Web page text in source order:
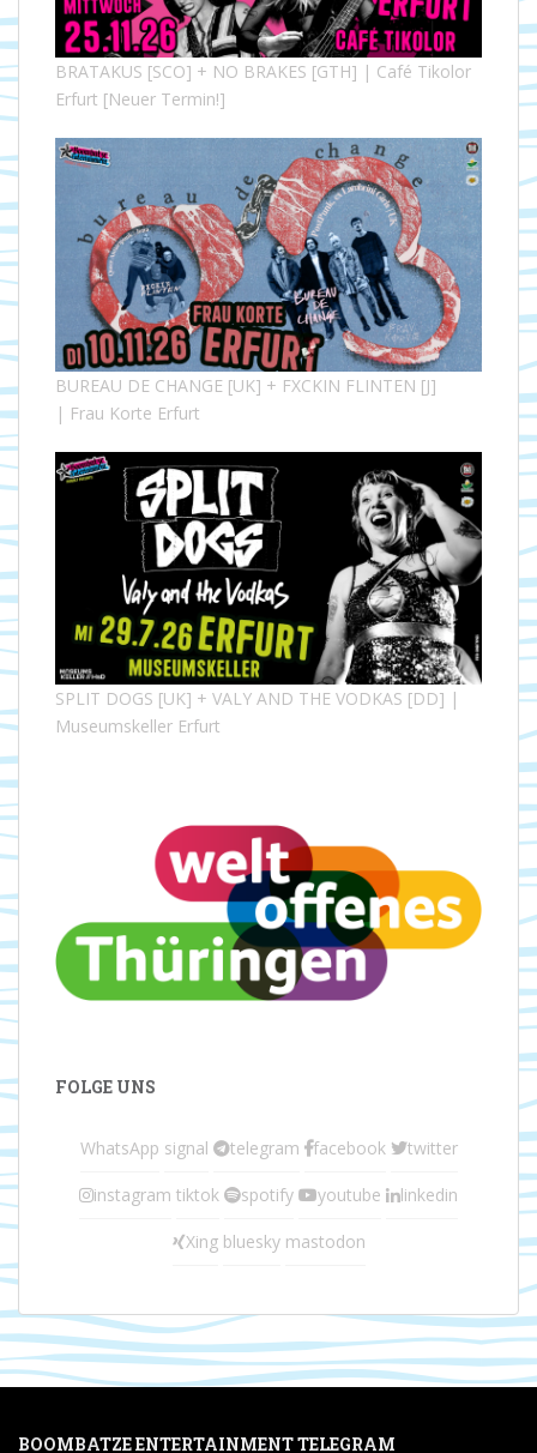
BRATAKUS [SCO] + NO BRAKES [GTH] | Café Tikolor
Erfurt [Neuer Termin!]
BUREAU DE CHANGE [UK] + FXCKIN FLINTEN [J]
| Frau Korte Erfurt
SPLIT DOGS [UK] + VALY AND THE VODKAS [DD] |
Museumskeller Erfurt
FOLGE UNS
WhatsApp signal telegram facebook twitter
instagram tiktok spotify youtube linkedin
Xing bluesky mastodon
BOOMBATZE ENTERTAINMENT TELEGRAM